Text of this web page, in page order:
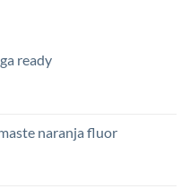
ready
naranja fluor